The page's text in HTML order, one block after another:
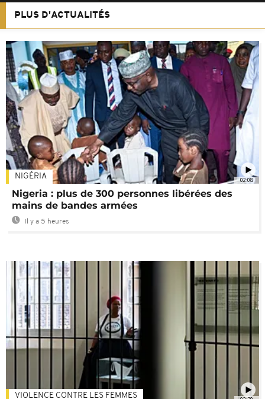
PLUS D'ACTUALITÉS
02:08
NIGÉRIA
Nigeria : plus de 300 personnes libérées des
mains de bandes armées
Il y a 5 heures
VIOLENCE CONTRE LES FEMMES